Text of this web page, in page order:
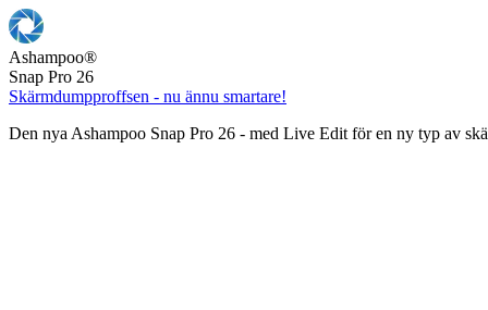
Ashampoo®
Snap Pro 26
Skärmdumpproffsen - nu ännu smartare!
Den nya Ashampoo Snap Pro 26 - med Live Edit för en ny typ av